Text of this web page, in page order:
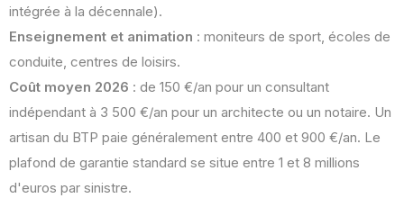
intégrée à la décennale).
Enseignement et animation : moniteurs de sport, écoles de
conduite, centres de loisirs.
Coût moyen 2026 : de 150 €/an pour un consultant
indépendant à 3 500 €/an pour un architecte ou un notaire. Un
artisan du BTP paie généralement entre 400 et 900 €/an. Le
plafond de garantie standard se situe entre 1 et 8 millions
d'euros par sinistre.